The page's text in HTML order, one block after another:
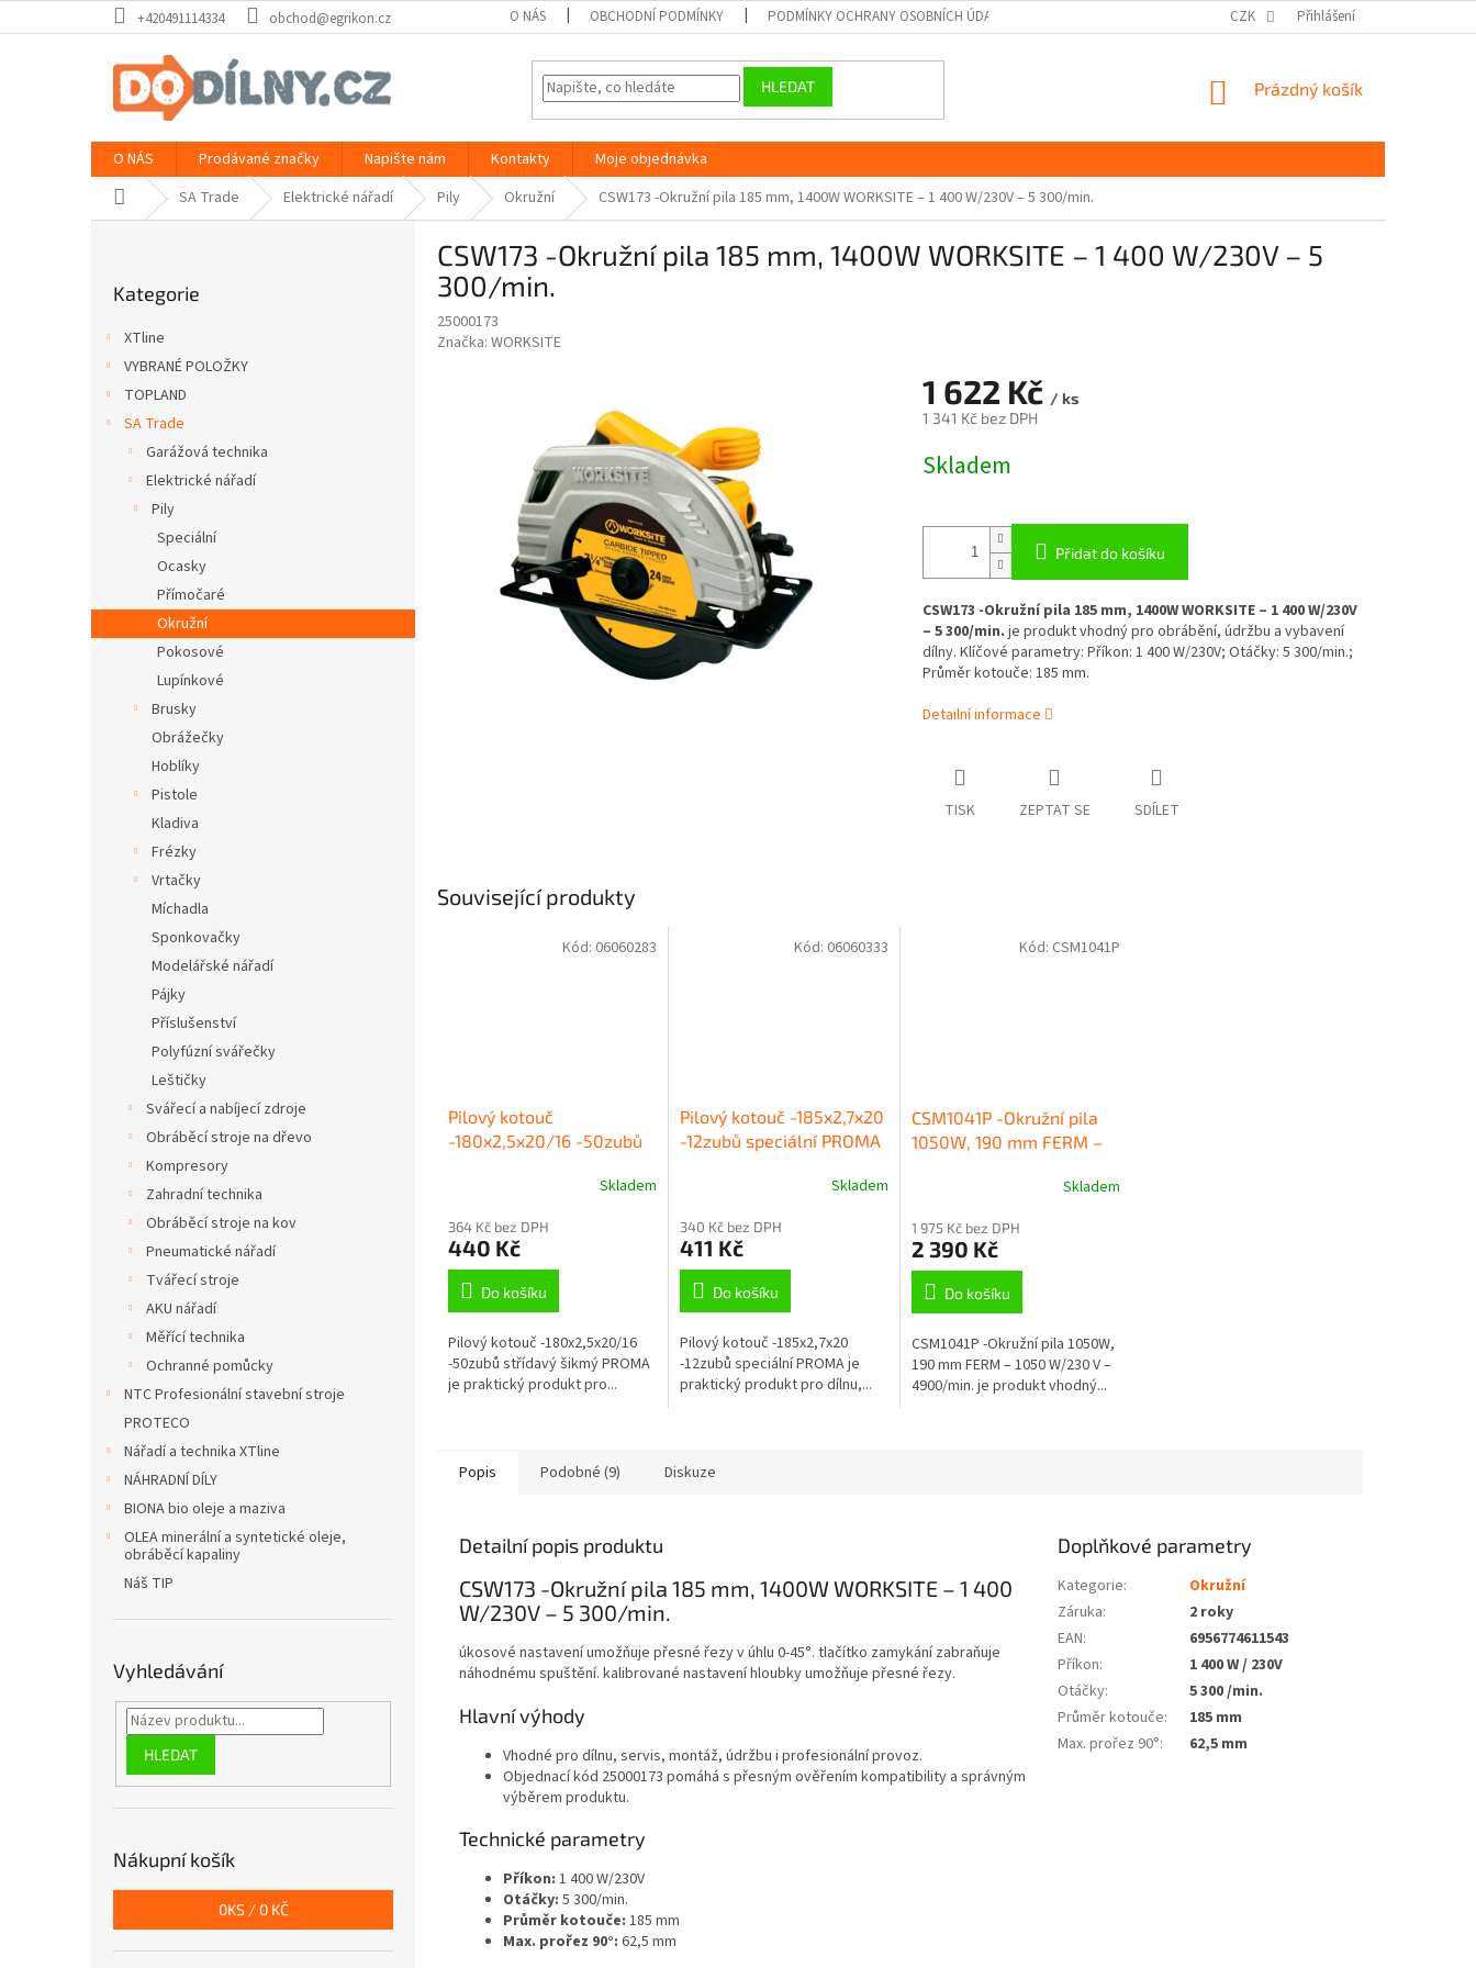
na
+420491114334 obchod@egrikon.cz O NÁS OBCHODNÍ PODMÍNKY PODMÍNKY OCHRANY OSOBNÍCH ÚDAJŮ GDPR CZK Přihlášení
HLEDAT
NÁKUPNÍ
Prázdný košík
O NÁS Prodávané značky Napište nám Kontakty
Moje objednávka
Domů SA Trade Elektrické nářadí Pily Okružní CSW173 -Okružní pila 185 mm, 1400W WORKSITE – 1 400 W/230V – 5 300/min.
kategorie
Kategorie
XTline
VYBRANÉ POLOŽKY
TOPLAND
SA Trade
Garážová technika
Elektrické nářadí
Pily
Speciální
Ocasky
Přímočaré
Okružní
Pokosové
Lupínkové
Brusky
Obrážečky
Hoblíky
Pistole
Kladiva
Frézky
Vrtačky
Míchadla
Sponkovačky
Modelářské nářadí
Pájky
Příslušenství
Polyfúzní svářečky
Leštičky
Svářecí a nabíjecí zdroje
Obráběcí stroje na dřevo
Kompresory
Zahradní technika
Obráběcí stroje na kov
Pneumatické nářadí
Tvářecí stroje
AKU nářadí
Měřící technika
Ochranné pomůcky
NTC Profesionální stavební stroje
PROTECO
Nářadí a technika XTline
NÁHRADNÍ DÍLY
BIONA bio oleje a maziva
OLEA minerální a syntetické oleje,
obráběcí kapaliny
Náš TIP
Vyhledávání
HLEDAT
Nákupní košík
0KS / 0 KČ
CSW173 -Okružní pila 185 mm, 1400W WORKSITE – 1 400 W/230V – 5
300/min.
25000173
Značka: WORKSITE
1 622 Kč / ks
1 341 Kč bez DPH
cena:
Skladem
Přidat do košíku
CSW173 -Okružní pila 185 mm, 1400W WORKSITE – 1 400 W/230V
– 5 300/min. je produkt vhodný pro obrábění, údržbu a vybavení
dílny. Klíčové parametry: Příkon: 1 400 W/230V; Otáčky: 5 300/min.;
Průměr kotouče: 185 mm.
Detailní informace
TISK ZEPTAT SE SDÍLET
Související produkty
Pilový kotouč
-180x2,5x20/16 -50zubů
Skladem
364 Kč bez DPH
440 Kč
Do košíku
Pilový kotouč -180x2,5x20/16
-50zubů střídavý šikmý PROMA
je praktický produkt pro...
Kód: 06060283
Pilový kotouč -185x2,7x20
-12zubů speciální PROMA
Skladem
340 Kč bez DPH
411 Kč
Do košíku
Pilový kotouč -185x2,7x20
-12zubů speciální PROMA je
praktický produkt pro dílnu,...
Kód: 06060333
CSM1041P -Okružní pila
1050W, 190 mm FERM –
Skladem
1 975 Kč bez DPH
2 390 Kč
Do košíku
CSM1041P -Okružní pila 1050W,
190 mm FERM – 1050 W/230 V –
4900/min. je produkt vhodný...
Kód: CSM1041P
Popis Podobné (9) Diskuze
Detailní popis produktu
CSW173 -Okružní pila 185 mm, 1400W WORKSITE – 1 400
W/230V – 5 300/min.
úkosové nastavení umožňuje přesné řezy v úhlu 0-45°. tlačítko zamykání zabraňuje
náhodnému spuštění. kalibrované nastavení hloubky umožňuje přesné řezy.
Hlavní výhody
Vhodné pro dílnu, servis, montáž, údržbu i profesionální provoz.
Objednací kód 25000173 pomáhá s přesným ověřením kompatibility a správným
výběrem produktu.
Technické parametry
Příkon: 1 400 W/230V
Otáčky: 5 300/min.
Průměr kotouče: 185 mm
Max. prořez 90°: 62,5 mm
Doplňkové parametry
Kategorie:
Okružní
Záruka:
2 roky
EAN:
6956774611543
Příkon:
1 400 W / 230V
Otáčky:
5 300 /min.
Průměr kotouče:
185 mm
Max. prořez 90°: 62,5 mm